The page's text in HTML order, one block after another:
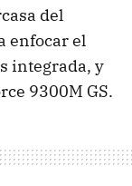
del
enfocar el
integrada, y
9300M GS.